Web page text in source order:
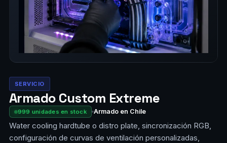
SERVICIO
Armado Custom Extreme
999 unidades en stock Armado en Chile
Water cooling hardtube o distro plate, sincronización RGB,
configuración de curvas de ventilación personalizadas,